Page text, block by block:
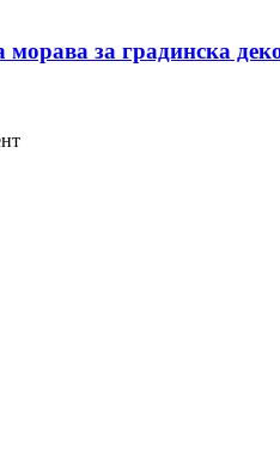
за градинска